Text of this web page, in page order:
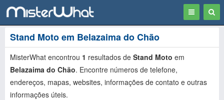
Toggle
navigation
Stand Moto em Belazaima do Chão
MisterWhat encontrou 1 resultados de Stand Moto em
Belazaima do Chão. Encontre números de telefone,
endereços, mapas, websites, informações de contato e outras
informações úteis.